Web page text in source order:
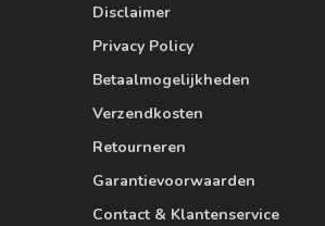
Disclaimer
Privacy Policy
Betaalmogelijkheden
Verzendkosten
Retourneren
Garantievoorwaarden
Contact & Klantenservice